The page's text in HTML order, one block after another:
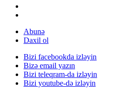
Abunə
Daxil ol
Bizi facebookda izləyin
Bizə email yazın
Bizi teleqram-da izləyin
Bizi youtube-də izləyin